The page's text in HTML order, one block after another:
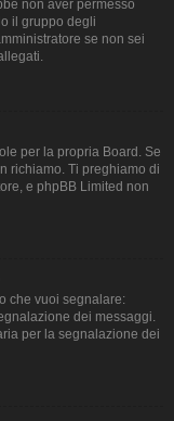
non aver permesso
il gruppo degli
se non sei
per la propria Board. Se
richiamo. Ti preghiamo di
e phpBB Limited non
che vuoi segnalare:
dei messaggi.
per la segnalazione dei